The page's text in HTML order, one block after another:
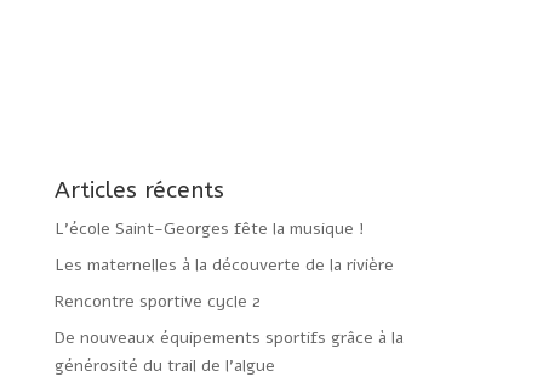
Articles récents
L’école Saint-Georges fête la musique !
Les maternelles à la découverte de la rivière
Rencontre sportive cycle 2
De nouveaux équipements sportifs grâce à la
générosité du trail de l’algue